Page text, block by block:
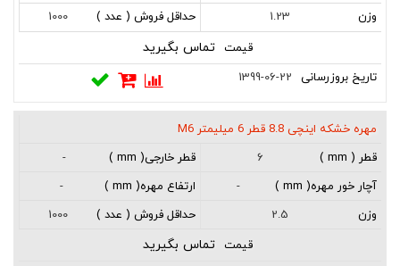
mm
)1.23
1000
تماس بگیرید
1399-06-22
مهره خشکه اینچی 8.8 قطر 6 میلیمتر M6
6
-
-
-
2.5
1000
تماس بگیرید